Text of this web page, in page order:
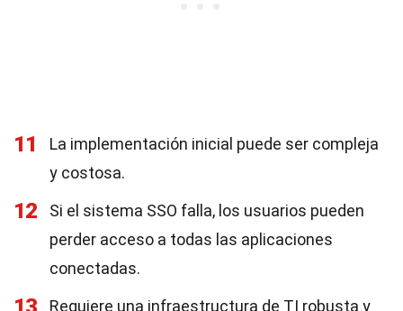
11
La implementación inicial puede ser compleja
y costosa.
12
Si el sistema SSO falla, los usuarios pueden
perder acceso a todas las aplicaciones
conectadas.
Requiere una infraestructura de TI robusta y